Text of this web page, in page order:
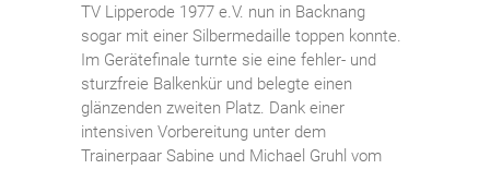
TV Lipperode 1977 e.V. nun in Backnang
sogar mit einer Silbermedaille toppen konnte.
Im Gerätefinale turnte sie eine fehler- und
sturzfreie Balkenkür und belegte einen
glänzenden zweiten Platz. Dank einer
intensiven Vorbereitung unter dem
Trainerpaar Sabine und Michael Gruhl vom